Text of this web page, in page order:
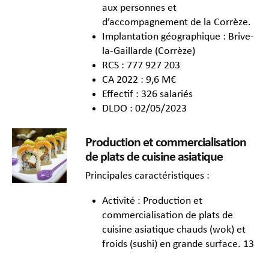
aux personnes et
d’accompagnement de la Corrèze.
Implantation géographique : Brive-
la-Gaillarde (Corrèze)
RCS : 777 927 203
CA 2022 : 9,6 M€
Effectif : 326 salariés
DLDO : 02/05/2023
Production et commercialisation
de plats de cuisine asiatique
Principales caractéristiques :
Activité : Production et
commercialisation de plats de
cuisine asiatique chauds (wok) et
froids (sushi) en grande surface. 13